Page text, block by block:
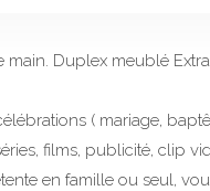
main. Duplex meublé
( mariage,
films, publicité, clip
en famille ou seul,